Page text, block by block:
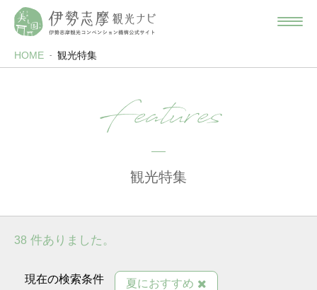
HOME 観光特集
Features
観光特集
38 件ありました。
現在の検索条件 夏におすすめ